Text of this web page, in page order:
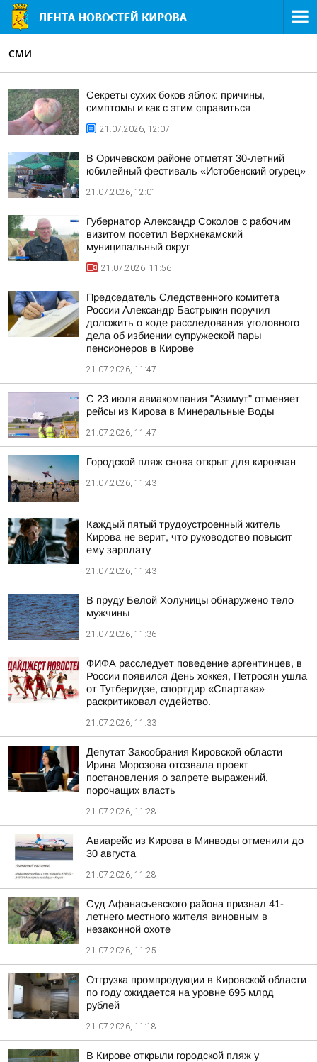
СМИ
Секреты сухих боков яблок: причины,
симптомы и как с этим справиться
21.07.2026, 12:07
В Оричевском районе отметят 30-летний
юбилейный фестиваль «Истобенский огурец»
21.07.2026, 12:01
Губернатор Александр Соколов с рабочим
визитом посетил Верхнекамский
муниципальный округ
21.07.2026, 11:56
Председатель Следственного комитета
России Александр Бастрыкин поручил
доложить о ходе расследования уголовного
дела об избиении супружеской пары
пенсионеров в Кирове
21.07.2026, 11:47
С 23 июля авиакомпания "Азимут" отменяет
рейсы из Кирова в Минеральные Воды
21.07.2026, 11:47
Городской пляж снова открыт для кировчан
21.07.2026, 11:43
Каждый пятый трудоустроенный житель
Кирова не верит, что руководство повысит
ему зарплату
21.07.2026, 11:43
В пруду Белой Холуницы обнаружено тело
мужчины
21.07.2026, 11:36
ФИФА расследует поведение аргентинцев, в
России появился День хоккея, Петросян ушла
от Тутберидзе, спортдир «Спартака»
раскритиковал судейство.
21.07.2026, 11:33
Депутат Заксобрания Кировской области
Ирина Морозова отозвала проект
постановления о запрете выражений,
порочащих власть
21.07.2026, 11:28
Авиарейс из Кирова в Минводы отменили до
30 августа
21.07.2026, 11:28
Суд Афанасьевского района признал 41-
летнего местного жителя виновным в
незаконной охоте
21.07.2026, 11:25
Отгрузка промпродукции в Кировской области
по году ожидается на уровне 695 млрд
рублей
21.07.2026, 11:18
В Кирове открыли городской пляж у